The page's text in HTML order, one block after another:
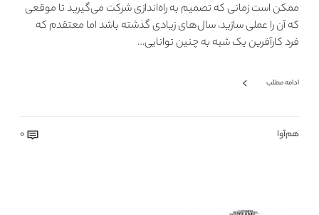
ممکن است زمانی که تصمیم به راه‌اندازی شرکت می‌گیرید تا موقعی
که آن را عملی سازید، سال‌های زیادی گذشته باشد اما معتقدم که
فرد کارآفرین یک شبه به چنین توانایی…
ادامه مطلب
هم‌آوا 0